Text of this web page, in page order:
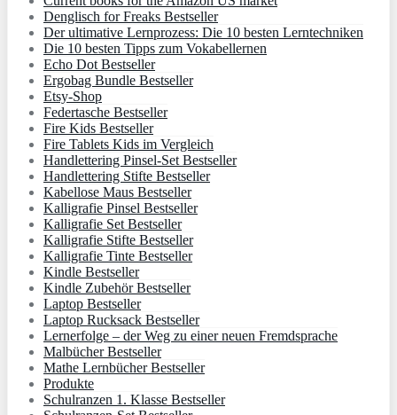
Denglisch for Freaks Bestseller
Der ultimative Lernprozess: Die 10 besten Lerntechniken
Die 10 besten Tipps zum Vokabellernen
Echo Dot Bestseller
Ergobag Bundle Bestseller
Etsy-Shop
Federtasche Bestseller
Fire Kids Bestseller
Fire Tablets Kids im Vergleich
Handlettering Pinsel-Set Bestseller
Handlettering Stifte Bestseller
Kabellose Maus Bestseller
Kalligrafie Pinsel Bestseller
Kalligrafie Set Bestseller
Kalligrafie Stifte Bestseller
Kalligrafie Tinte Bestseller
Kindle Bestseller
Kindle Zubehör Bestseller
Laptop Bestseller
Laptop Rucksack Bestseller
Lernerfolge – der Weg zu einer neuen Fremdsprache
Malbücher Bestseller
Mathe Lernbücher Bestseller
Produkte
Schulranzen 1. Klasse Bestseller